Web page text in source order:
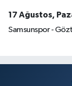
17 Ağustos,
Samsunspor -